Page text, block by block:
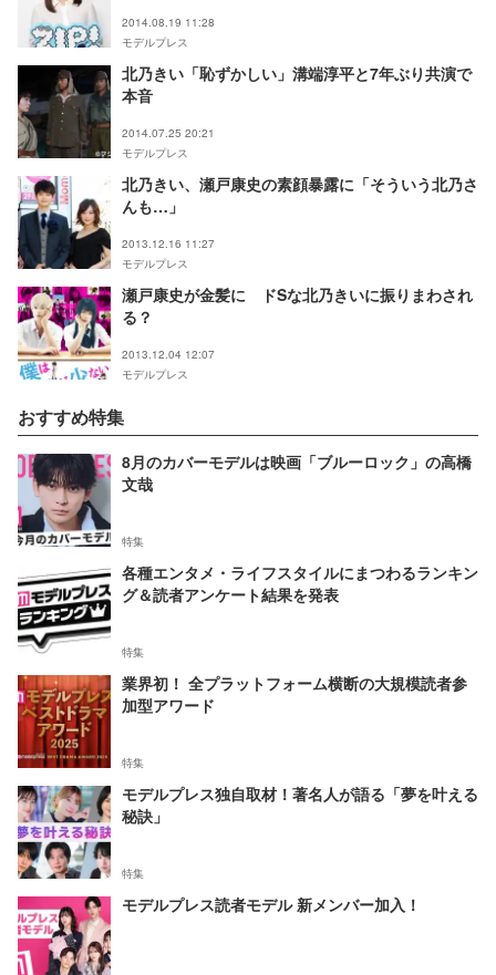
2014.08.19 11:28
モデルプレス
北乃きい「恥ずかしい」溝端淳平と7年ぶり共演で
本音
2014.07.25 20:21
モデルプレス
北乃きい、瀬戸康史の素顔暴露に「そういう北乃さ
んも…」
2013.12.16 11:27
モデルプレス
瀬戸康史が金髪に ドSな北乃きいに振りまわされ
る？
2013.12.04 12:07
モデルプレス
おすすめ特集
8月のカバーモデルは映画「ブルーロック」の高橋
文哉
特集
各種エンタメ・ライフスタイルにまつわるランキン
グ＆読者アンケート結果を発表
特集
業界初！ 全プラットフォーム横断の大規模読者参
加型アワード
特集
モデルプレス独自取材！著名人が語る「夢を叶える
秘訣」
特集
モデルプレス読者モデル 新メンバー加入！